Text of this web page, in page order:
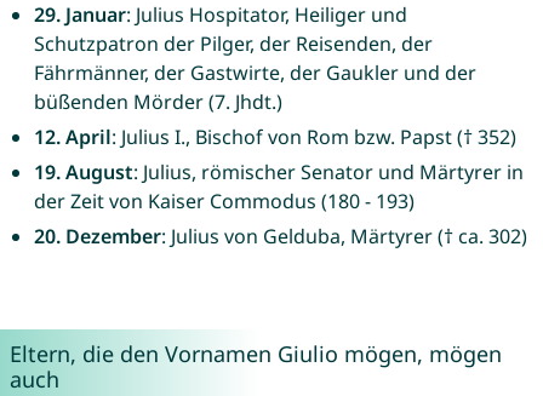
29. Januar: Julius Hospitator, Heiliger und
Schutzpatron der Pilger, der Reisenden, der
Fährmänner, der Gastwirte, der Gaukler und der
büßenden Mörder (7. Jhdt.)
12. April: Julius I., Bischof von Rom bzw. Papst († 352)
19. August: Julius, römischer Senator und Märtyrer in
der Zeit von Kaiser Commodus (180 - 193)
20. Dezember: Julius von Gelduba, Märtyrer († ca. 302)
Eltern, die den Vornamen Giulio mögen, mögen
auch